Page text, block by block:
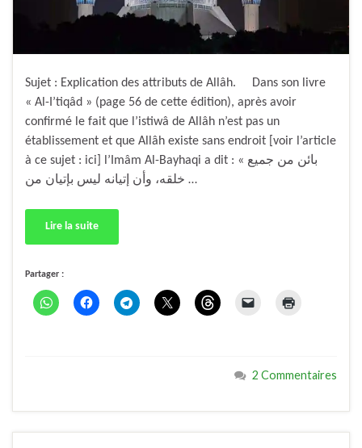
Sujet : Explication des attributs de Allâh. Dans son livre
« Al-I’tiqâd » (page 56 de cette édition), après avoir
confirmé le fait que l’istiwâ de Allâh n’est pas un
établissement et que Allâh existe sans endroit [voir l’article
à ce sujet : ici] l’Imâm Al-Bayhaqi a dit : « بائن من جميع
خلقه، وأن إتيانه ليس بإتيان من …
Lire la suite
Partager :
2 Commentaires